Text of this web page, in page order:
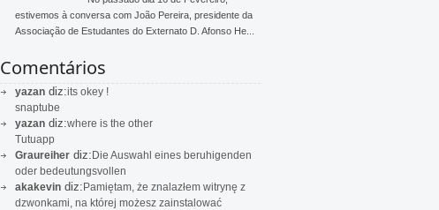
estivemos à conversa com João Pereira, presidente da
Associação de Estudantes do Externato D. Afonso He...
Comentários
yazan diz:its okey !
snaptube
yazan diz:where is the other
Tutuapp
Graureiher diz:Die Auswahl eines beruhigenden
oder bedeutungsvollen
akakevin diz:Pamiętam, że znalazłem witrynę z
dzwonkami, na której możesz zainstalować